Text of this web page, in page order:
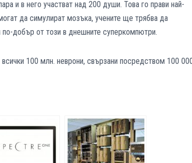
и в него участват над 200 души. Това го прави най-
да симулират мозъка, учените ще трябва да
добър от този в днешните суперкомпютри.
100 млн. неврони, свързани посредством 100